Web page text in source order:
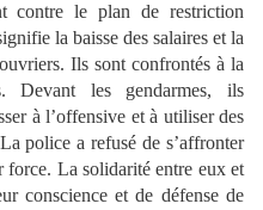
contre le plan de restriction
la baisse des salaires et la
Ils sont confrontés à la
Devant les gendarmes, ils
à l’offensive et à utiliser des
police a refusé de s’affronter
force. La solidarité entre eux et
conscience et de défense de